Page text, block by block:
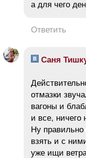
а для чего
Ответить
Саня
отмазки
вагоны и
и все, ничего
Ну правильно
взять и с
уже ищи